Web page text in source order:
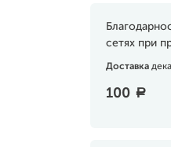
сетях при
Доставка
100 a